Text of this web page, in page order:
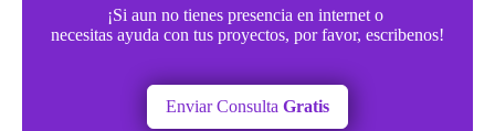
¡Si aun no tienes presencia en internet o
necesitas ayuda con tus proyectos, por favor, escribenos!
Enviar Consulta Gratis